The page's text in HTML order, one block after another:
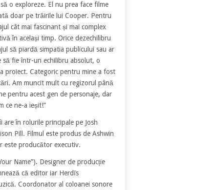
o exploreze. El nu prea face filme
doar pe trăirile lui Cooper. Pentru
cât mai fascinant și mai complex
în același timp. Orice dezechilibru
să piardă simpatia publicului sau ar
să fie într-un echilibru absolut, o
proiect. Categoric pentru mine a fost
Am muncit mult cu regizorul până
pentru acest gen de personaje, dar
ce ne-a ieșit!”
are în rolurile principale pe Josh
Pill. Filmul este produs de Ashwin
este producător executiv.
Name”). Designer de producție
că editor iar Herdĭs
Coordonator al coloanei sonore